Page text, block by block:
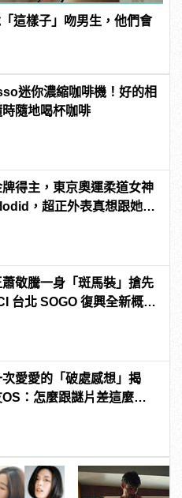
這樣子」吻男生，他們會
迷你濃縮咖啡機！好的相
隨地喝杯咖啡
得主，東京奧運柔道女神
，超正外表真想跟她對
敬騰一身「斑馬裝」搶先
台北 SOGO 復興全新概念
愛愛的「破處感想」揭
：怎麼跟謎片差這麼